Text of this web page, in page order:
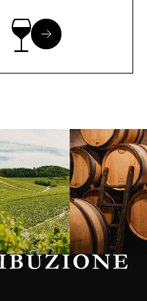
Borgogna,
Francia
Instagram